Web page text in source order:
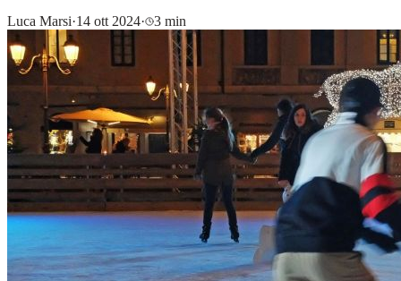
Luca Marsi·14 ott 2024· 3 min